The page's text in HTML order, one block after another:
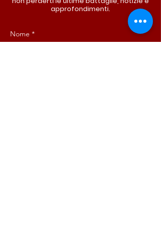
approfondimenti.
Nome *